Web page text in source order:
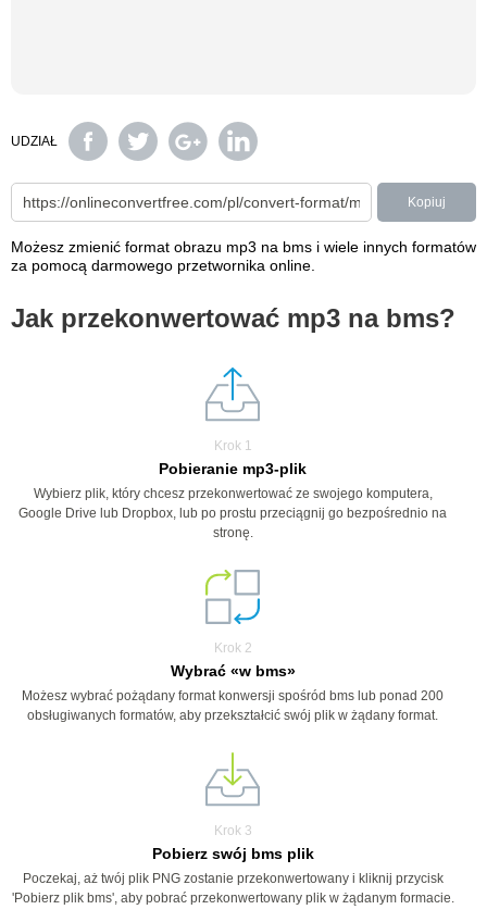
UDZIAŁ
Kopiuj
Możesz zmienić format obrazu mp3 na bms i wiele innych formatów
za pomocą darmowego przetwornika online.
Jak przekonwertować mp3 na bms?
Krok 1
Pobieranie mp3-plik
Wybierz plik, który chcesz przekonwertować ze swojego komputera,
Google Drive lub Dropbox, lub po prostu przeciągnij go bezpośrednio na
stronę.
Krok 2
Wybrać «w bms»
Możesz wybrać pożądany format konwersji spośród bms lub ponad 200
obsługiwanych formatów, aby przekształcić swój plik w żądany format.
Krok 3
Pobierz swój bms plik
Poczekaj, aż twój plik PNG zostanie przekonwertowany i kliknij przycisk
'Pobierz plik bms', aby pobrać przekonwertowany plik w żądanym formacie.